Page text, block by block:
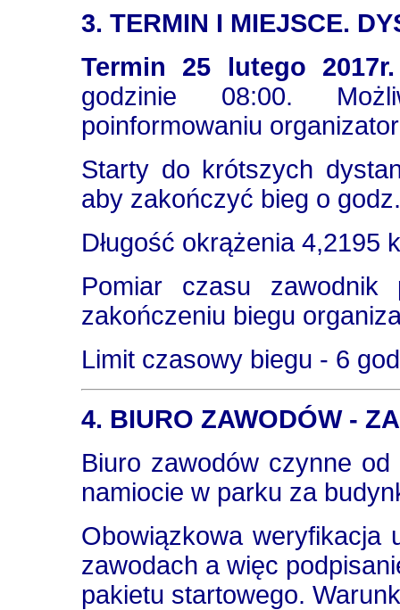
3. TERMIN I MIEJSCE.
Termin 25 lutego 2017r.
godzinie 08:00.
poinformowaniu
Starty do krótszych
aby zakończyć bieg o
Długość okrążenia 4,2195
Pomiar czasu
zakończeniu biegu
Limit czasowy biegu - 6
4. BIURO ZAWODÓW -
Biuro zawodów czynne
namiocie w parku za
Obowiązkowa weryfikacja
zawodach a więc
pakietu startowego.